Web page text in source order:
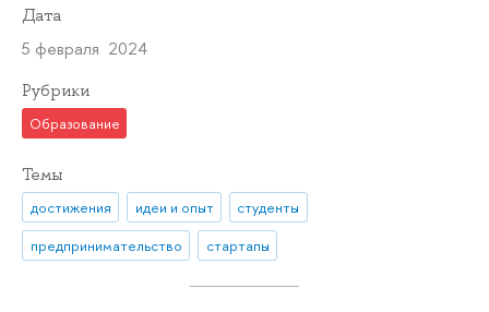
Дата
5 февраля 2024
Рубрики
Образование
Темы
достижения идеи и опыт
студенты
предпринимательство
стартапы